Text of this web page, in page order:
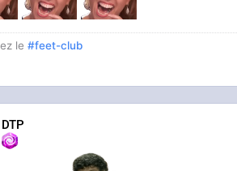
le#feet-club
DTP